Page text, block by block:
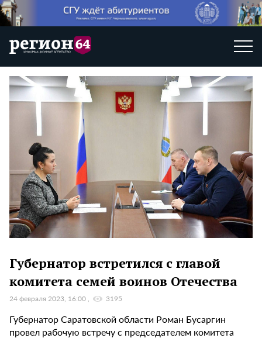
Губернатор встретился с главой
комитета семей воинов Отечества
24 февраля 2023, 16:00 3195
Губернатор Саратовской области Роман Бусаргин
провел рабочую встречу с председателем комитета